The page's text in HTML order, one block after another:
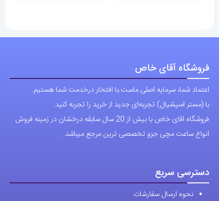
فروشگاه آقای خاص
اعتماد شما، سرمایه اصلی ماست.با افتخار درخدمت شما هستیم.
با (مستر اسپشیال) تجربه‌ای جدید از خرید را تجربه کنید.
فروشگاه اقای خاص با بیش از 20 سال سابقه درخشان در زمینه فروش
انواع ساعت مچی جزو تخصصی ترین مرجع میباشد .
دسترسی سریع
نحوه ارسال سفارشات